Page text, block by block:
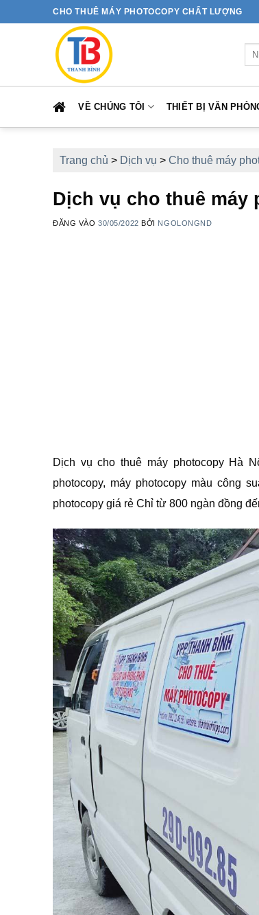
qua
CHO THUÊ MÁY PHOTOCOPY CHẤT LƯỢNG
Tìm
VỀ CHÚNG TÔI THIẾT BỊ VĂN
Trang chủ > Dịch vụ > Cho thuê máy
Dịch vụ cho thuê máy
ĐĂNG VÀO30/05/2022 BỞI NGOLONGND
Dịch vụ cho thuê máy photocopy Hà
photocopy, máy photocopy màu công
photocopy giá rẻ Chỉ từ 800 ngàn đồng